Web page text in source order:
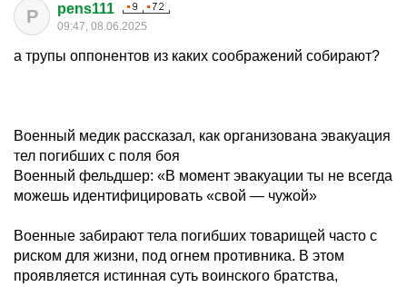
P pens111
09:47, 08.06.2025
а трупы оппонентов из каких соображений собирают?
Военный медик рассказал, как организована эвакуация
тел погибших с поля боя
Военный фельдшер: «В момент эвакуации ты не всегда
можешь идентифицировать «свой — чужой»
Военные забирают тела погибших товарищей часто с
риском для жизни, под огнем противника. В этом
проявляется истинная суть воинского братства,